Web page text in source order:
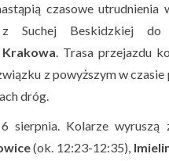
czasowe utrudnienia
Suchej Beskidzkiej do
Krakowa. Trasa przejazdu
z powyższym w
dróg.
sierpnia. Kolarze wyruszą
(ok. 12:23-12:35),